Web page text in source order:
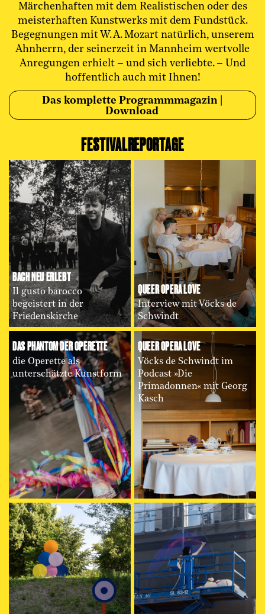
Märchenhaften mit dem Realistischen oder des
meisterhaften Kunstwerks mit dem Fundstück.
Begegnungen mit W. A. Mozart natürlich, unserem
Ahnherrn, der seinerzeit in Mannheim wertvolle
Anregungen erhielt – und sich verliebte. – Und
hoffentlich auch mit Ihnen!
Das komplette Programmmagazin |
Download
FESTIVALREPORTAGE
BACH NEU ERLEBT
Il gusto barocco
begeistert in der
Friedenskirche
QUEER OPERA LOVE
Interview mit Vöcks de
Schwindt
DAS PHANTOM DER OPERETTE
die Operette als
unterschätzte Kunstform
QUEER OPERA LOVE
Vöcks de Schwindt im
Podcast »Die
Primadonnen« mit Georg
Kasch